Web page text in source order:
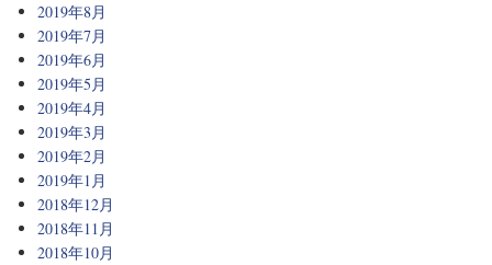
2019年8月
2019年7月
2019年6月
2019年5月
2019年4月
2019年3月
2019年2月
2019年1月
2018年12月
2018年11月
2018年10月